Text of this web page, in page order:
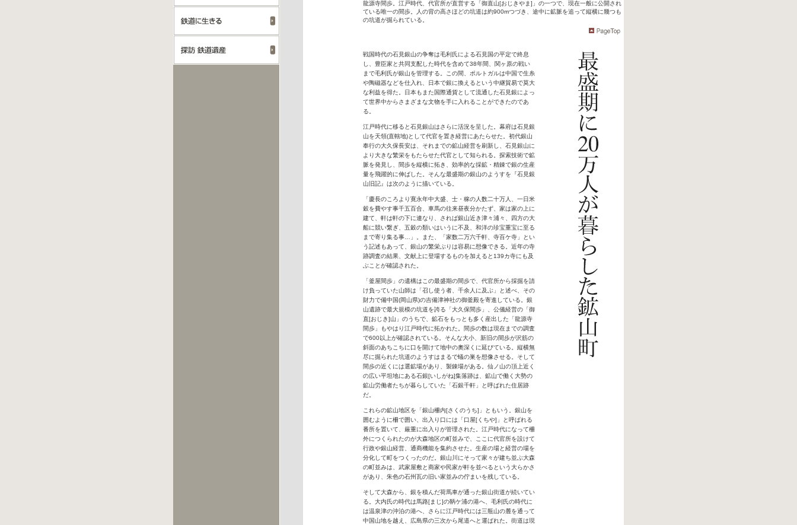
龍源寺間歩。江戸時代、代官所が直営する「御直山[おじきやま]」の一つで、現在一般に公開され
ている唯一の間歩。人の背の高さほどの坑道は約900mつづき、途中に鉱脈を追って縦横に幾つも
の坑道が掘られている。
戦国時代の石見銀山の争奪は毛利氏による石見国の平定で終息
し、豊臣家と共同支配した時代を含めて38年間、関ヶ原の戦い
まで毛利氏が銀山を管理する。この間、ポルトガルは中国で生糸
や陶磁器などを仕入れ、日本で銀に換えるという中継貿易で莫大
な利益を得た。日本もまた国際通貨として流通した石見銀によっ
て世界中からさまざまな文物を手に入れることができたのであ
る。
江戸時代に移ると石見銀山はさらに活況を呈した。幕府は石見銀
山を天領(直轄地)として代官を置き経営にあたらせた。初代銀山
奉行の大久保長安は、それまでの鉱山経営を刷新し、石見銀山に
より大きな繁栄をもたらせた代官として知られる。探索技術で鉱
脈を発見し、間歩を縦横に拓き、効率的な採鉱・精錬で銀の生産
量を飛躍的に伸ばした。そんな最盛期の銀山のようすを『石見銀
山旧記』は次のように描いている。
「慶長のころより寛永年中大盛、士・稼の人数二十万人、一日米
穀を費やす事千五百合、車馬の往来昼夜分かたず、家は家の上に
建て、軒は軒の下に連なり、されば銀山近き津々浦々、四方の大
船に競い繋ぎ、五穀の類いはいうに不及、和洋の珍宝重宝に至る
まで寄り集る事…」。また、「家数二万六千軒、寺百ケ寺」とい
う記述もあって、銀山の繁栄ぶりは容易に想像できる。近年の寺
跡調査の結果、文献上に登場するものを加えると139カ寺にも及
ぶことが確認された。
「釜屋間歩」の遺構はこの最盛期の間歩で、代官所から採掘を請
け負っていた山師は「召し使う者、千余人に及ぶ」と述べ、その
財力で備中国(岡山県)の吉備津神社の御釜殿を寄進している。銀
山遺跡で最大規模の坑道を誇る「大久保間歩」、公儀経営の「御
直[おじき]山」のうちで、鉱石をもっとも多く産出した「龍源寺
間歩」もやはり江戸時代に拓かれた。間歩の数は現在までの調査
で600以上が確認されている。そんな大小、新旧の間歩が沢筋の
斜面のあちこちに口を開けて地中の奧深くに延びている。縦横無
尽に掘られた坑道のようすはまるで蟻の巣を想像させる。そして
間歩の近くには選鉱場があり、製錬場がある。仙ノ山の頂上近く
の広い平坦地にある石銀[いしがね]集落跡は、鉱山で働く大勢の
鉱山労働者たちが暮らしていた「石銀千軒」と呼ばれた住居跡
だ。
これらの鉱山地区を「銀山柵内[さくのうち]」ともいう。銀山を
囲むように柵で囲い、出入り口には「口屋[くちや]」と呼ばれる
番所を置いて、厳重に出入りが管理された。江戸時代になって柵
外につくられたのが大森地区の町並みで、ここに代官所を設けて
行政や銀山経営、通商機能を集約させた。生産の場と経営の場を
分化して町をつくったのだ。銀山川にそって家々が建ち並ぶ大森
の町並みは、武家屋敷と商家や民家が軒を並べるという大らかさ
があり、朱色の石州瓦の旧い家並みの佇まいを残している。
そして大森から、銀を積んだ荷馬車が通った銀山街道が続いてい
る。大内氏の時代は馬路[まじ]の鞆ケ浦の港へ、毛利氏の時代に
は温泉津の沖泊の港へ、さらに江戸時代には三瓶山の麓を通って
中国山地を越え、広島県の三次から尾道へと運ばれた。街道は現